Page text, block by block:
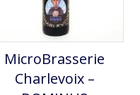
MicroBrasserie
Charlevoix –